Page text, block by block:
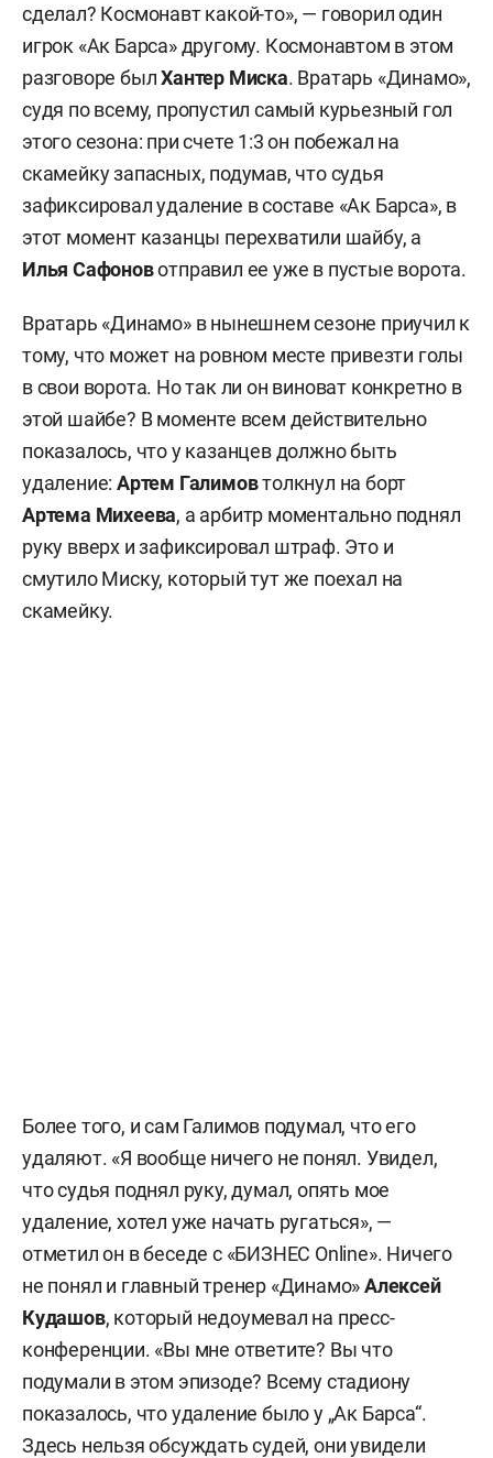
сделал? Космонавт какой-то», — говорил один
игрок «Ак Барса» другому. Космонавтом в этом
разговоре былХантер Миска. Вратарь «Динамо»,
судя по всему, пропустил самый курьезный гол
этого сезона: при счете 1:3 он побежал на
скамейку запасных, подумав, что судья
зафиксировал удаление в составе «Ак Барса», в
этот момент казанцы перехватили шайбу, а
Илья Сафоновотправил ее уже в пустые ворота.
Вратарь «Динамо» в нынешнем сезоне приучил к
тому, что может на ровном месте привезти голы
в свои ворота. Но так ли он виноват конкретно в
этой шайбе? В моменте всем действительно
показалось, что у казанцев должно быть
удаление:Артем Галимовтолкнул на борт
Артема Михеева, а арбитр моментально поднял
руку вверх и зафиксировал штраф. Это и
смутило Миску, который тут же поехал на
скамейку.
Более того, и сам Галимов подумал, что его
удаляют. «Я вообще ничего не понял. Увидел,
что судья поднял руку, думал, опять мое
удаление, хотел уже начать ругаться», —
отметил он в беседе с «БИЗНЕС Online». Ничего
не понял и главный тренер «Динамо»Алексей
Кудашов, который недоумевал на пресс-
конференции. «Вы мне ответите? Вы что
подумали в этом эпизоде? Всему стадиону
показалось, что удаление было у „Ак Барса“.
Здесь нельзя обсуждать судей, они увидели